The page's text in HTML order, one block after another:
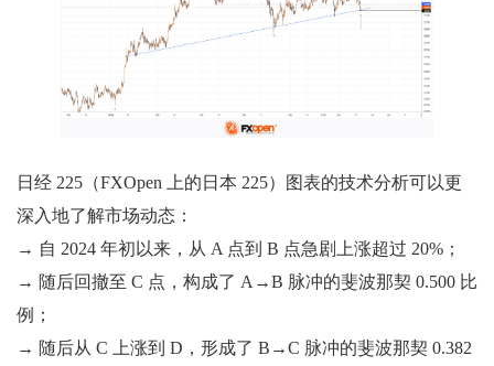
日经 225（FXOpen 上的日本 225）图表的技术分析可以更
深入地了解市场动态：
→ 自 2024 年初以来，从 A 点到 B 点急剧上涨超过 20%；
→ 随后回撤至 C 点，构成了 A→B 脉冲的斐波那契 0.500 比
例；
→ 随后从 C 上涨到 D，形成了 B→C 脉冲的斐波那契 0.382